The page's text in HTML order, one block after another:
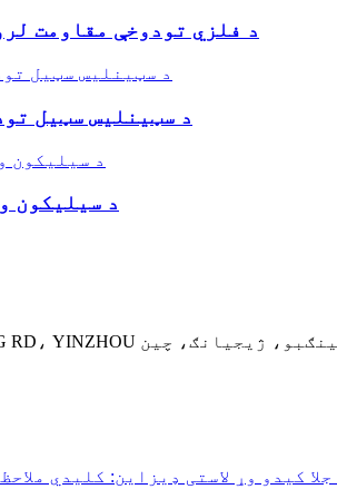
د فلزي تودوخې مقاومت
د سټینلیس سټیل
د سیلیکون